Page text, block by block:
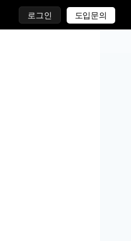
로그인 도입문의